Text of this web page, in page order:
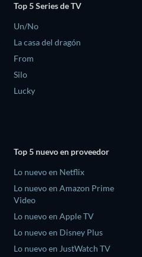
Top 5 Series de TV
Un/No
La casa del dragón
From
Silo
Lucky
Top 5 nuevo en proveedor
Lo nuevo en Netflix
Lo nuevo en Amazon Prime
Video
Lo nuevo en Apple TV
Lo nuevo en Disney Plus
Lo nuevo en JustWatch TV